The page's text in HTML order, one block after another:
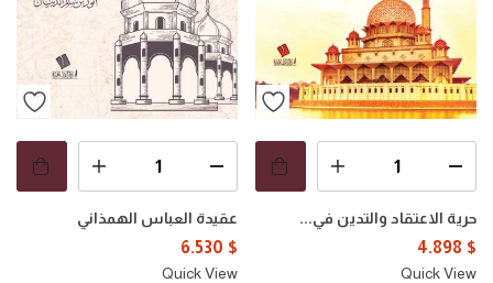
حرية الاعتقاد والتدين في...
4.898 $
Quick View
عقيدة العباس الهمذاني
6.530 $
Quick View